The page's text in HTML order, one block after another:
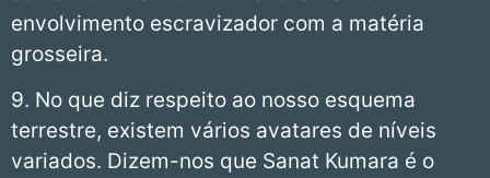
envolvimento escravizador com a matéria
grosseira.
9. No que diz respeito ao nosso esquema
terrestre, existem vários avatares de níveis
variados. Dizem-nos que Sanat Kumara é o